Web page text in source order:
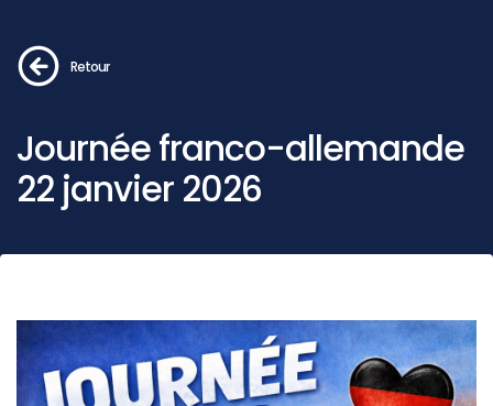
Retour
Journée franco-allemande
22 janvier 2026